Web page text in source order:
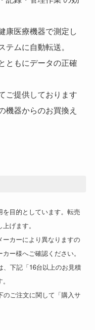
康医療機器で測定し
ムに自動転送。
ともにデータの正確
ご提供しております
機器からのお買換え
を目的としています。転売
げます。
ーカーにより異なりますの
ー様へご確認ください。
、下記「16台以上のお見積
のご注文に関して「購入サ